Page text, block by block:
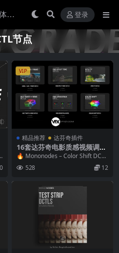
登录
节点
0
VIP
精品推荐 达芬奇插件
16套达芬奇电影质感视频调色
插件DCTL节点预设+中文字幕
教程 Mononodes – Color Sh
ift DCTLS V4 /Utility DCTL V
reen Mattes/Hue Twist V2/
Grid/RGB Crosstalk/RGB Sp
lit/Clamp/Color Palette/Col
or Shaper
🔥 Mononodes – Color Shift DCTL
528 12